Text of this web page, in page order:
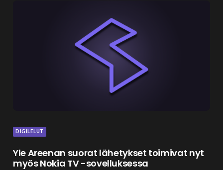
DIGILELUT
Yle Areenan suorat lähetykset toimivat nyt
myös Nokia TV -sovelluksessa